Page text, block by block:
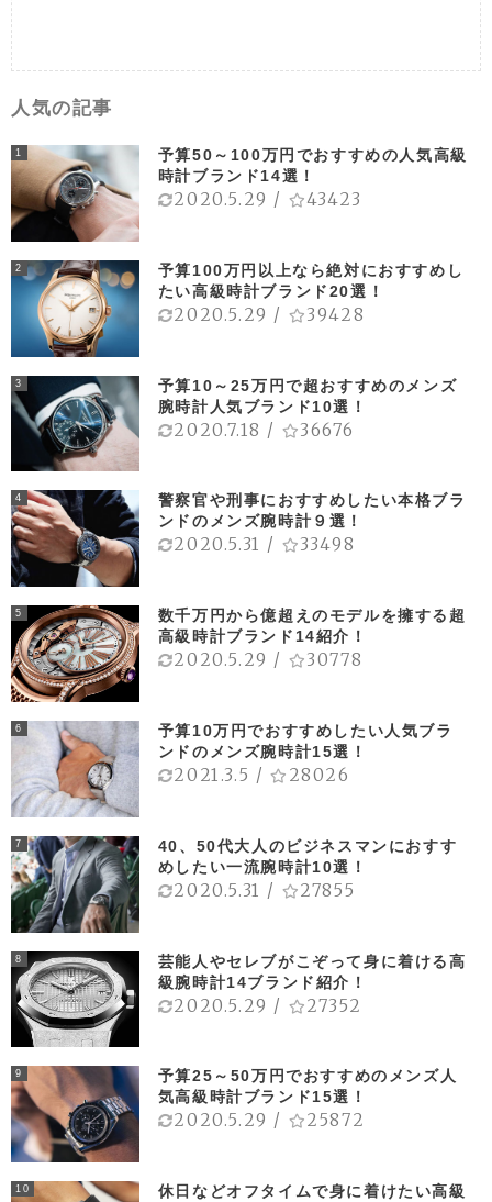
人気の記事
1
予算50～100万円でおすすめの人気高級
時計ブランド14選！
2020.5.29 / 43423
2
予算100万円以上なら絶対におすすめし
たい高級時計ブランド20選！
2020.5.29 / 39428
3
予算10～25万円で超おすすめのメンズ
腕時計人気ブランド10選！
2020.7.18 / 36676
4
警察官や刑事におすすめしたい本格ブラ
ンドのメンズ腕時計９選！
2020.5.31 / 33498
5
数千万円から億超えのモデルを擁する超
高級時計ブランド14紹介！
2020.5.29 / 30778
6
予算10万円でおすすめしたい人気ブラ
ンドのメンズ腕時計15選！
2021.3.5 / 28026
7
40、50代大人のビジネスマンにおすす
めしたい一流腕時計10選！
2020.5.31 / 27855
8
芸能人やセレブがこぞって身に着ける高
級腕時計14ブランド紹介！
2020.5.29 / 27352
9
予算25～50万円でおすすめのメンズ人
気高級時計ブランド15選！
2020.5.29 / 25872
10
休日などオフタイムで身に着けたい高級